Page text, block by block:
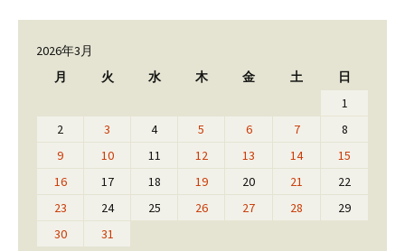
2026年3月
月
火 水 木 金 土 日
1
2
3 4 5 6 7
8
9
10 11 12 13 14
15
16
17 18 19 20 21
22
23
24 25 26 27 28
29
30
31